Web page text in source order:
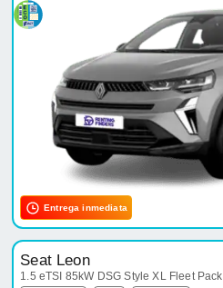
Entrega inmediata
Seat Leon
1.5 eTSI 85kW DSG Style XL Fleet Pack